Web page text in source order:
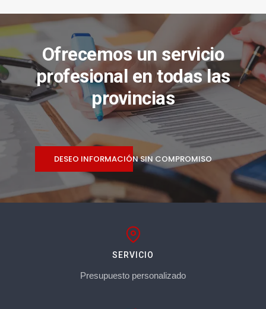
Ofrecemos un servicio
profesional en todas las
provincias
DESEO INFORMACIÓN SIN COMPROMISO
SERVICIO
Presupuesto personalizado